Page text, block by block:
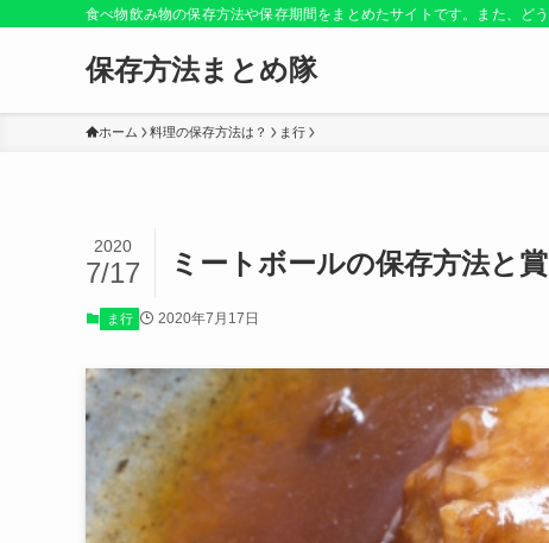
食べ物飲み物の保存方法や保存期間をまとめたサイトです。また、ど
保存方法まとめ隊
ホーム 料理の保存方法は？ ま行
ミートボールの保存方法と
2020
7/17
ま行 2020年7月17日